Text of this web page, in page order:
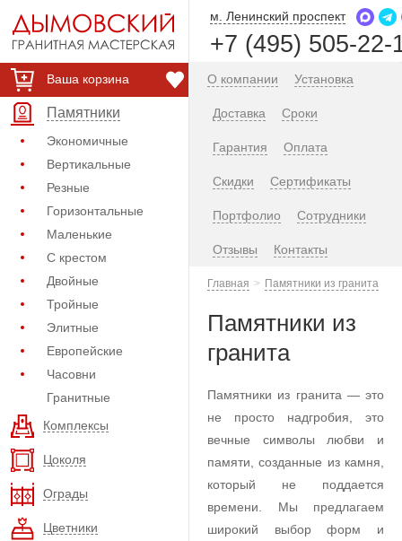
Ваша корзина
Памятники
Экономичные
Вертикальные
Резные
Горизонтальные
Маленькие
С крестом
Двойные
Тройные
Элитные
Европейские
Часовни
Гранитные
Комплексы
Цоколя
Ограды
Цветники
м. Ленинский проспект
+7 (495) 505-22-
О компании Установка
Доставка Сроки
Гарантия Оплата
Скидки Сертификаты
Портфолио Сотрудники
Отзывы Контакты
Главная Памятники из гранита
Памятники из
гранита
Памятники из гранита — это
не просто надгробия, это
вечные символы любви и
памяти, созданные из камня,
который не поддается
времени. Мы предлагаем
широкий выбор форм и